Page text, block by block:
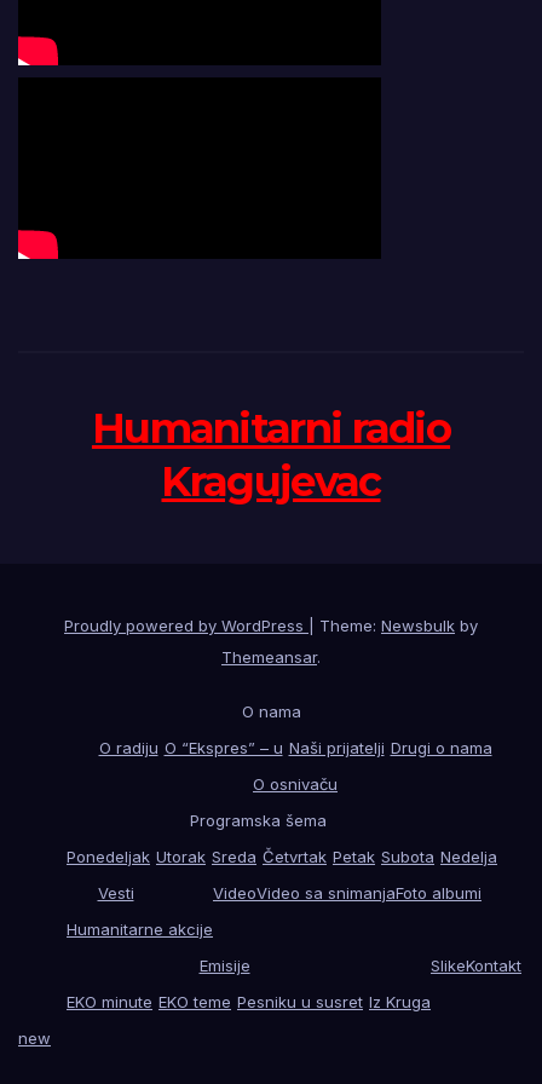
Humanitarni radio
Kragujevac
Proudly powered by WordPress Theme: Newsbulk by
Themeansar.
O nama
O radiju O “Ekspres” – u Naši prijatelji Drugi o nama
O osnivaču
Programska šema
Ponedeljak Utorak Sreda Četvrtak Petak Subota Nedelja
Vesti
Humanitarne akcije
VideoVideo sa snimanjaFoto albumi
Emisije
EKO minute EKO teme Pesniku u susret Iz Kruga
SlikeKontakt
new